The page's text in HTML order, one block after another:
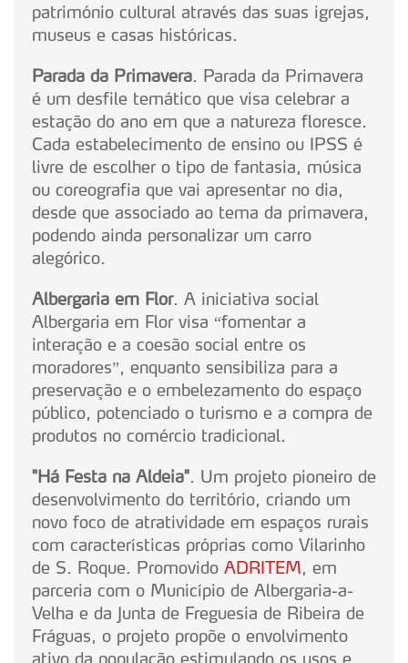
O ACP garantirá que as transferências internacionais de
consentimento e quando tal se afigure estritamente
necessário no contexto dos serviços a prestar.
Realçamos que o bloqueio de certo tipo de Cookies e
tecnologias similares pode ter impacto na sua
experiência de navegação no Website e nos serviços
disponibilizados.
Consulte a política de cookies do site.
património cultural através das suas igrejas,
museus e casas históricas.
Parada da Primavera. Parada da Primavera
é um desfile temático que visa celebrar a
estação do ano em que a natureza floresce.
Cada estabelecimento de ensino ou IPSS é
livre de escolher o tipo de fantasia, música
ou coreografia que vai apresentar no dia,
desde que associado ao tema da primavera,
podendo ainda personalizar um carro
alegórico.
Albergaria em Flor. A iniciativa social
Albergaria em Flor visa “fomentar a
interação e a coesão social entre os
moradores”, enquanto sensibiliza para a
preservação e o embelezamento do espaço
público, potenciado o turismo e a compra de
produtos no comércio tradicional.
"Há Festa na Aldeia". Um projeto pioneiro de
desenvolvimento do território, criando um
novo foco de atratividade em espaços rurais
com características próprias como Vilarinho
de S. Roque. Promovido ADRITEM, em
parceria com o Município de Albergaria-a-
Velha e da Junta de Freguesia de Ribeira de
Fráguas, o projeto propõe o envolvimento
ativo da população estimulando os usos e